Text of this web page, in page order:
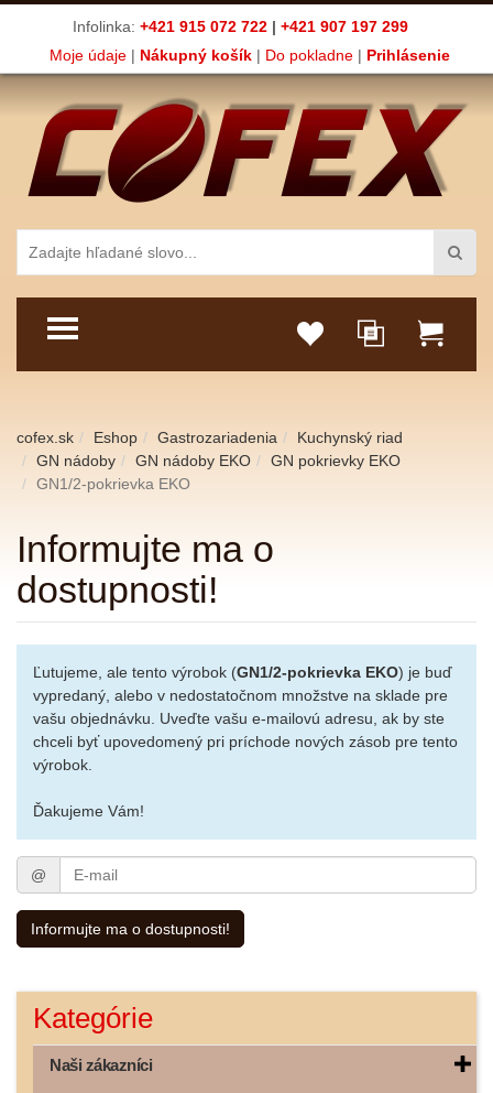
Infolinka: +421 915 072 722 | +421 907 197 299
Moje údaje| Nákupný košík| Do pokladne| Prihlásenie
TOGGLE MENU
cofex.sk Eshop Gastrozariadenia
Kuchynský riad
GN nádoby
GN nádoby EKO
GN pokrievky EKO
GN1/2-pokrievka EKO
Informujte ma o
dostupnosti!
Ľutujeme, ale tento výrobok (GN1/2-pokrievka EKO) je buď
vypredaný, alebo v nedostatočnom množstve na sklade pre
vašu objednávku. Uveďte vašu e-mailovú adresu, ak by ste
chceli byť upovedomený pri príchode nových zásob pre tento
výrobok.
Ďakujeme Vám!
mail
@
Informujte ma o dostupnosti!
Kategórie
Naši zákazníci